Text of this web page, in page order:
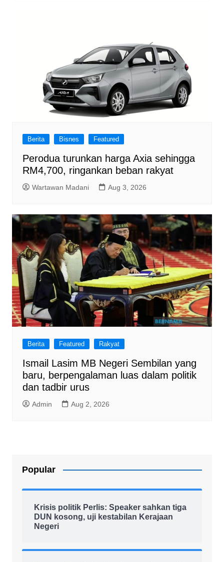
Berita Bisnes Featured
Perodua turunkan harga Axia sehingga
RM4,700, ringankan beban rakyat
Wartawan Madani Aug 3, 2026
Berita Featured Rakyat
Ismail Lasim MB Negeri Sembilan yang
baru, berpengalaman luas dalam politik
dan tadbir urus
Admin Aug 2, 2026
Popular
Krisis politik Perlis: Speaker sahkan tiga
DUN kosong, uji kestabilan Kerajaan
Negeri